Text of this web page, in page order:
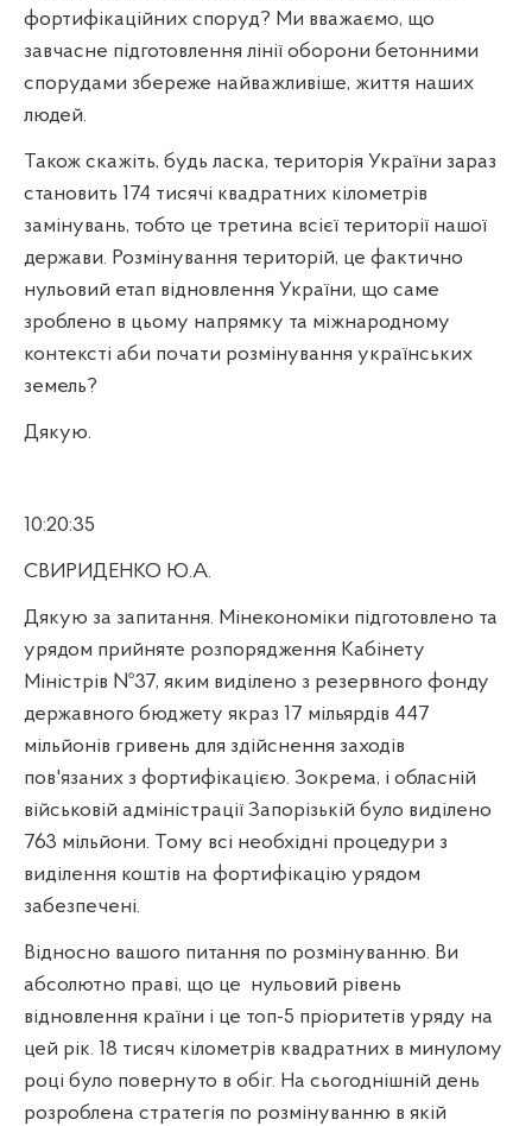
фортифікаційних споруд? Ми вважаємо, що
завчасне підготовлення лінії оборони бетонними
спорудами збереже найважливіше, життя наших
людей.
Також скажіть, будь ласка, територія України зараз
становить 174 тисячі квадратних кілометрів
замінувань, тобто це третина всієї території нашої
держави. Розмінування територій, це фактично
нульовий етап відновлення України, що саме
зроблено в цьому напрямку та міжнародному
контексті аби почати розмінування українських
земель?
Дякую.
10:20:35
СВИРИДЕНКО Ю.А.
Дякую за запитання. Мінекономіки підготовлено та
урядом прийняте розпорядження Кабінету
Міністрів №37, яким виділено з резервного фонду
державного бюджету якраз 17 мільярдів 447
мільйонів гривень для здійснення заходів
пов'язаних з фортифікацією. Зокрема, і обласній
військовій адміністрації Запорізькій було виділено
763 мільйони. Тому всі необхідні процедури з
виділення коштів на фортифікацію урядом
забезпечені.
Відносно вашого питання по розмінуванню. Ви
абсолютно праві, що це нульовий рівень
відновлення країни і це топ-5 пріоритетів уряду на
цей рік. 18 тисяч кілометрів квадратних в минулому
році було повернуто в обіг. На сьогоднішній день
розроблена стратегія по розмінуванню в якій